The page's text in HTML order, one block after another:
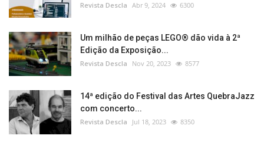
Revista Descla Abr 9, 2024 6300
Um milhão de peças LEGO® dão vida à 2ª
Edição da Exposição...
Revista Descla Nov 20, 2023 8577
14ª edição do Festival das Artes QuebraJazz
com concerto...
Revista Descla Jul 18, 2023 8350